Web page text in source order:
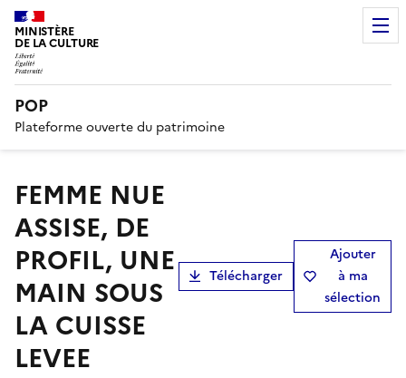
MINISTÈRE
DE LA CULTURE
POP
Plateforme ouverte du patrimoine
FEMME NUE
ASSISE, DE
PROFIL, UNE
MAIN SOUS
LA CUISSE
LEVEE
Télécharger
Ajouter
à ma
sélection